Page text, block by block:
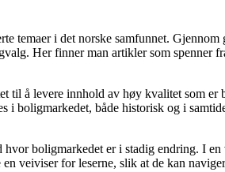
temaer i det norske samfunnet.
Her finner man artikler som
til å levere innhold av høy kvalitet som
i boligmarkedet, både historisk og i
boligmarkedet er i stadig endring. I
veiviser for leserne, slik at de kan